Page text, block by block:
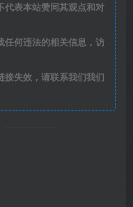
代表本站赞同其观点和对
任何违法的相关信息，访
接失效，请联系我们我们